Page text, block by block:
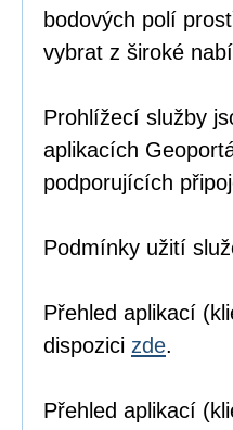
bodových polí
vybrat z široké
Prohlížecí služby
aplikacích
podporujících
Podmínky užití
Přehled aplikací
dispozici zde.
Přehled aplikací